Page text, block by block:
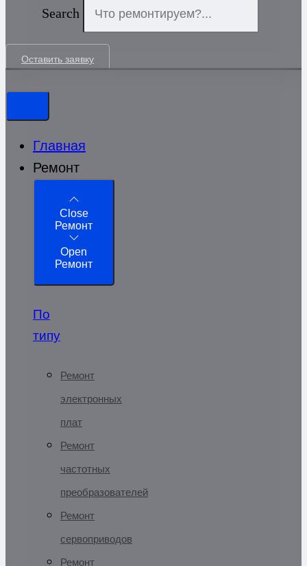
Search
Оставить заявку
Главная
Ремонт
Close
Ремонт
Open
Ремонт
По
типу
Ремонт
электронных
плат
Ремонт
частотных
преобразователей
Ремонт
сервоприводов
Ремонт